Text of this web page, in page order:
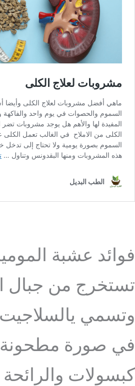
فوائد عشبة
تستخرج من جبال
وتسمي
في صورة مطحونة
كبسولات والرائحة